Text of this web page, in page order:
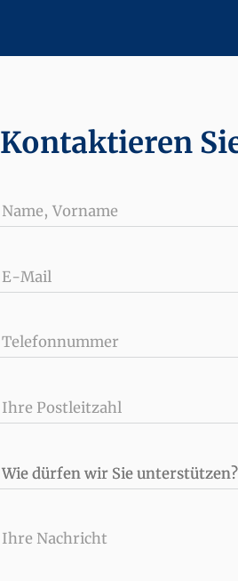
Kontaktieren
Name, Vorname
E-Mail
Telefonnummer
Ihre Postleitzahl
Wie dürfen wir Sie unterstützen?
Ihre Nachricht